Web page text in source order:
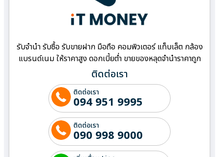
รับจำนำ รับซื้อ รับขายฝาก มือถือ คอมพิวเตอร์ แท็บเล็ต กล้อง
แบรนด์เนม ให้ราคาสูง ดอกเบี้ยต่ำ ขายของหลุดจำนำราคาถูก
ติดต่อเรา
ติดต่อเรา
094 951 9995
ติดต่อเรา
090 998 9000